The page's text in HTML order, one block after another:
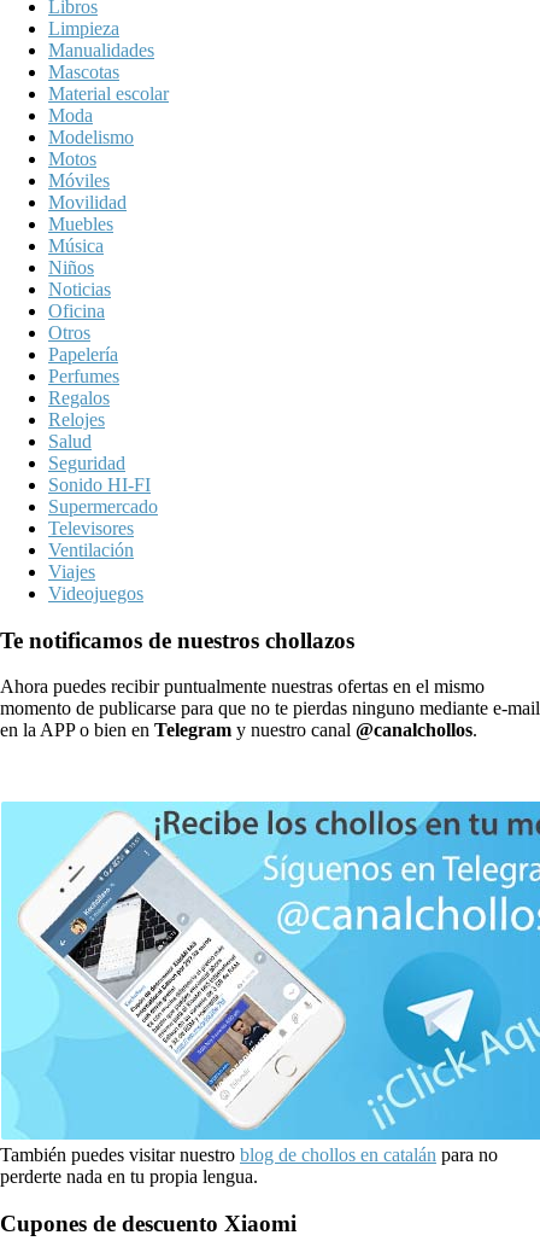
Libros
Limpieza
Manualidades
Mascotas
Material escolar
Moda
Modelismo
Motos
Móviles
Movilidad
Muebles
Música
Niños
Noticias
Oficina
Otros
Papelería
Perfumes
Regalos
Relojes
Salud
Seguridad
Sonido HI-FI
Supermercado
Televisores
Ventilación
Viajes
Videojuegos
Te notificamos de nuestros chollazos
Ahora puedes recibir puntualmente nuestras ofertas en el mismo
momento de publicarse para que no te pierdas ninguno mediante e-mail
en la APP o bien en Telegram y nuestro canal @canalchollos.
También puedes visitar nuestro blog de chollos en catalán para no
perderte nada en tu propia lengua.
Cupones de descuento Xiaomi